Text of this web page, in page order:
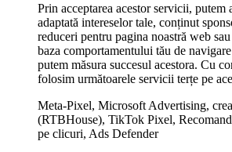
Prin acceptarea acestor servicii, putem
adaptată intereselor tale, conținut
reduceri pentru pagina noastră web
baza comportamentului tău de
putem măsura succesul acestora. Cu
folosim următoarele servicii terțe pe
Meta-Pixel, Microsoft Advertising,
(RTBHouse), TikTok Pixel,
pe clicuri, Ads Defender